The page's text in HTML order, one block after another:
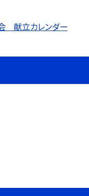
献立カレンダー